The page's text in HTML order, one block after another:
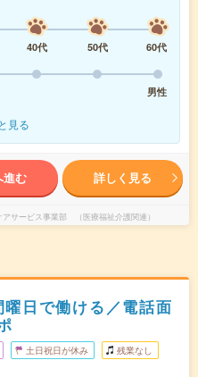
40代 50代
60代
男性
見る
進む 詳しく見る
サービス事業部 （医療福祉介護関連）
日で働ける／電話面
土日祝日が休み 残業なし